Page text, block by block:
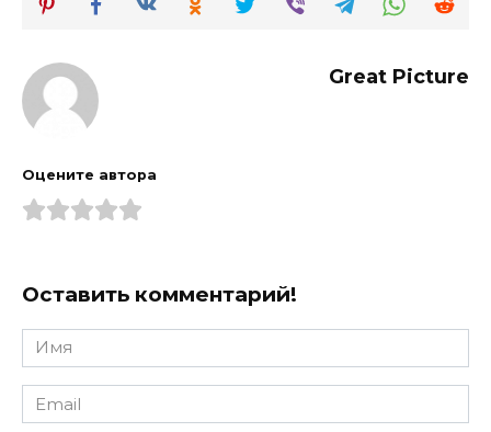
Great Picture
Оцените автора
Оставить комментарий!
Имя
*
Email
*